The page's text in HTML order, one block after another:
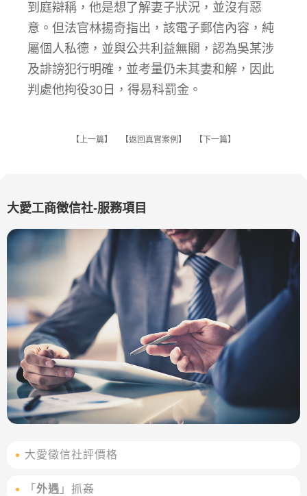
到庭辯稱，他是想了解妻子狀況，並沒有惡
意。但法官林揚奇指出，該電子郵信內容，純
屬個人私德，並與公共利益無關，認為吳某涉
及誹謗犯行明確，並考量仍未其妻和解，因此
判處他拘役30日，得易科罰金。
【上一篇】 【返回真實案例 】 【 下一篇】
大愛工商徵信社-服務項目
大愛徵信社評價格
「 外遇 」抓姦